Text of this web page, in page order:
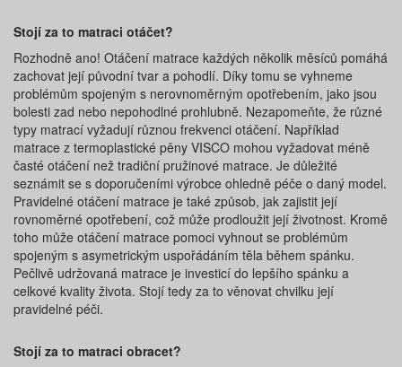
Stojí za to matraci otáčet?
Rozhodně ano! Otáčení matrace každých několik měsíců pomáhá
zachovat její původní tvar a pohodlí. Díky tomu se vyhneme
problémům spojeným s nerovnoměrným opotřebením, jako jsou
bolesti zad nebo nepohodlné prohlubně. Nezapomeňte, že různé
typy matrací vyžadují různou frekvenci otáčení. Například
matrace z termoplastické pěny VISCO mohou vyžadovat méně
časté otáčení než tradiční pružinové matrace. Je důležité
seznámit se s doporučeními výrobce ohledně péče o daný model.
Pravidelné otáčení matrace je také způsob, jak zajistit její
rovnoměrné opotřebení, což může prodloužit její životnost. Kromě
toho může otáčení matrace pomoci vyhnout se problémům
spojeným s asymetrickým uspořádáním těla během spánku.
Pečlivě udržovaná matrace je investicí do lepšího spánku a
celkové kvality života. Stojí tedy za to věnovat chvilku její
pravidelné péči.
Stojí za to matraci obracet?